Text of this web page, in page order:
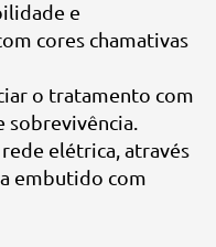
e
cores chamativas
o tratamento com
sobrevivência.
elétrica, através
embutido com